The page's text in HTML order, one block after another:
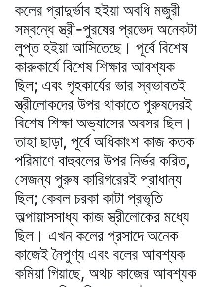
কলের প্রাদুর্ভাব হইয়া অবধি মজুরী
সম্বন্ধে স্ত্রী-পুরষের প্রভেদ অনেকটা
লুপ্ত হইয়া আসিতেছে। পূর্বে বিশেষ
কারুকার্যে বিশেষ শিক্ষার আবশ্যক
ছিল; এবং গৃহকার্যের ভার স্বভাবতই
স্ত্রীলোকদের উপর থাকাতে পুরুষদেরই
বিশেষ শিক্ষা অভ্যাসের অবসর ছিল।
তাহা ছাড়া, পূর্বে অধিকাংশ কাজ কতক
পরিমাণে বাহুবলের উপর নির্ভর করিত,
সেজন্য পুরুষ কারিগরেরই প্রাধান্য
ছিল; কেবল চরকা কাটা প্রভৃতি
অল্পায়াসসাধ্য কাজ স্ত্রীলোকের মধ্যে
ছিল। এখন কলের প্রসাদে অনেক
কাজেই নৈপুণ্য এবং বলের আবশ্যক
কমিয়া গিয়াছে, অথচ কাজের আবশ্যক